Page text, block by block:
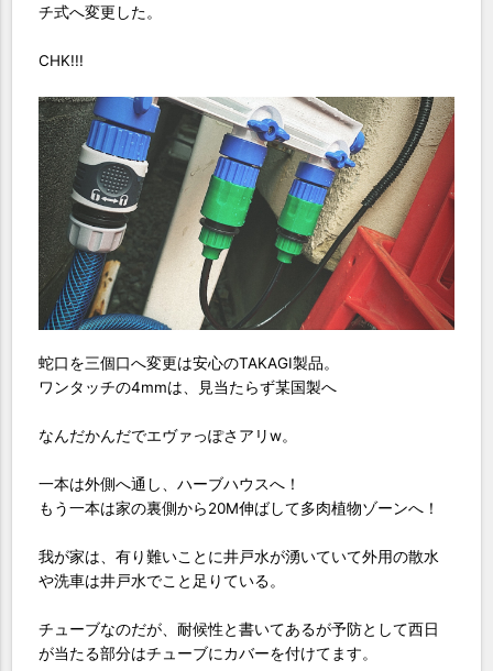
チ式へ変更した。
CHK!!!
蛇口を三個口へ変更は安心のTAKAGI製品。
ワンタッチの4mmは、見当たらず某国製へ
なんだかんだでエヴァっぽさアリw。
一本は外側へ通し、ハーブハウスへ！
もう一本は家の裏側から20M伸ばして多肉植物ゾーンへ！
我が家は、有り難いことに井戸水が湧いていて外用の散水
や洗車は井戸水でこと足りている。
チューブなのだが、耐候性と書いてあるが予防として西日
が当たる部分はチューブにカバーを付けてます。